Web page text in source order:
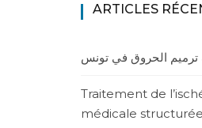
ARTICLES
ترميم الحروق في تونس
Traitement de
médicale